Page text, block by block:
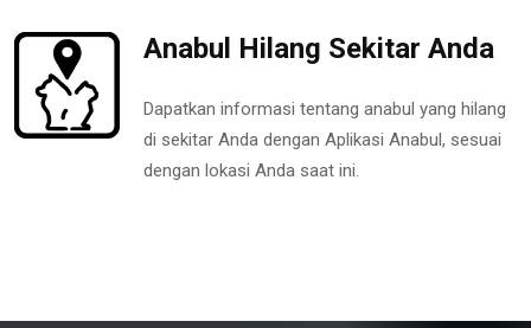
Anabul Hilang Sekitar Anda
Dapatkan informasi tentang anabul yang hilang
di sekitar Anda dengan Aplikasi Anabul, sesuai
dengan lokasi Anda saat ini.